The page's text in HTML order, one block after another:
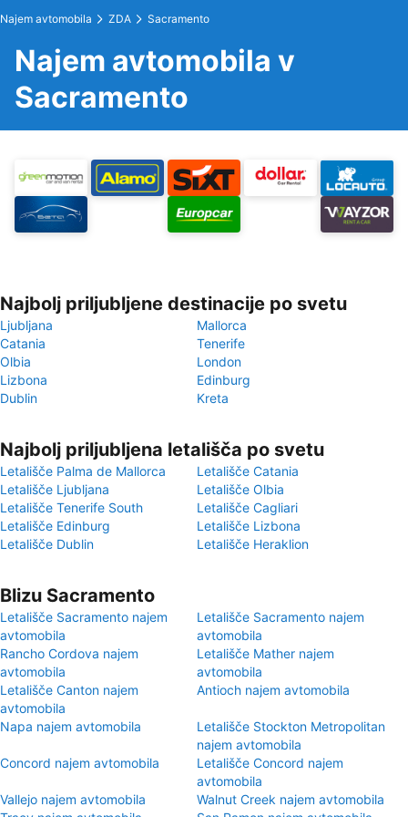
Najem avtomobila ZDA Sacramento
Najem avtomobila v
Sacramento
Najbolj priljubljene destinacije po svetu
Ljubljana
Mallorca
Catania
Tenerife
Olbia
London
Lizbona
Edinburg
Dublin
Kreta
Najbolj priljubljena letališča po svetu
Letališče Palma de Mallorca
Letališče Catania
Letališče Ljubljana
Letališče Olbia
Letališče Tenerife South
Letališče Cagliari
Letališče Edinburg
Letališče Lizbona
Letališče Dublin
Letališče Heraklion
Blizu Sacramento
Letališče Sacramento najem
avtomobila
Letališče Sacramento najem
avtomobila
Rancho Cordova najem
avtomobila
Letališče Mather najem
avtomobila
Letališče Canton najem
avtomobila
Antioch najem avtomobila
Napa najem avtomobila
Letališče Stockton Metropolitan
najem avtomobila
Concord najem avtomobila
Letališče Concord najem
avtomobila
Vallejo najem avtomobila
Walnut Creek najem avtomobila